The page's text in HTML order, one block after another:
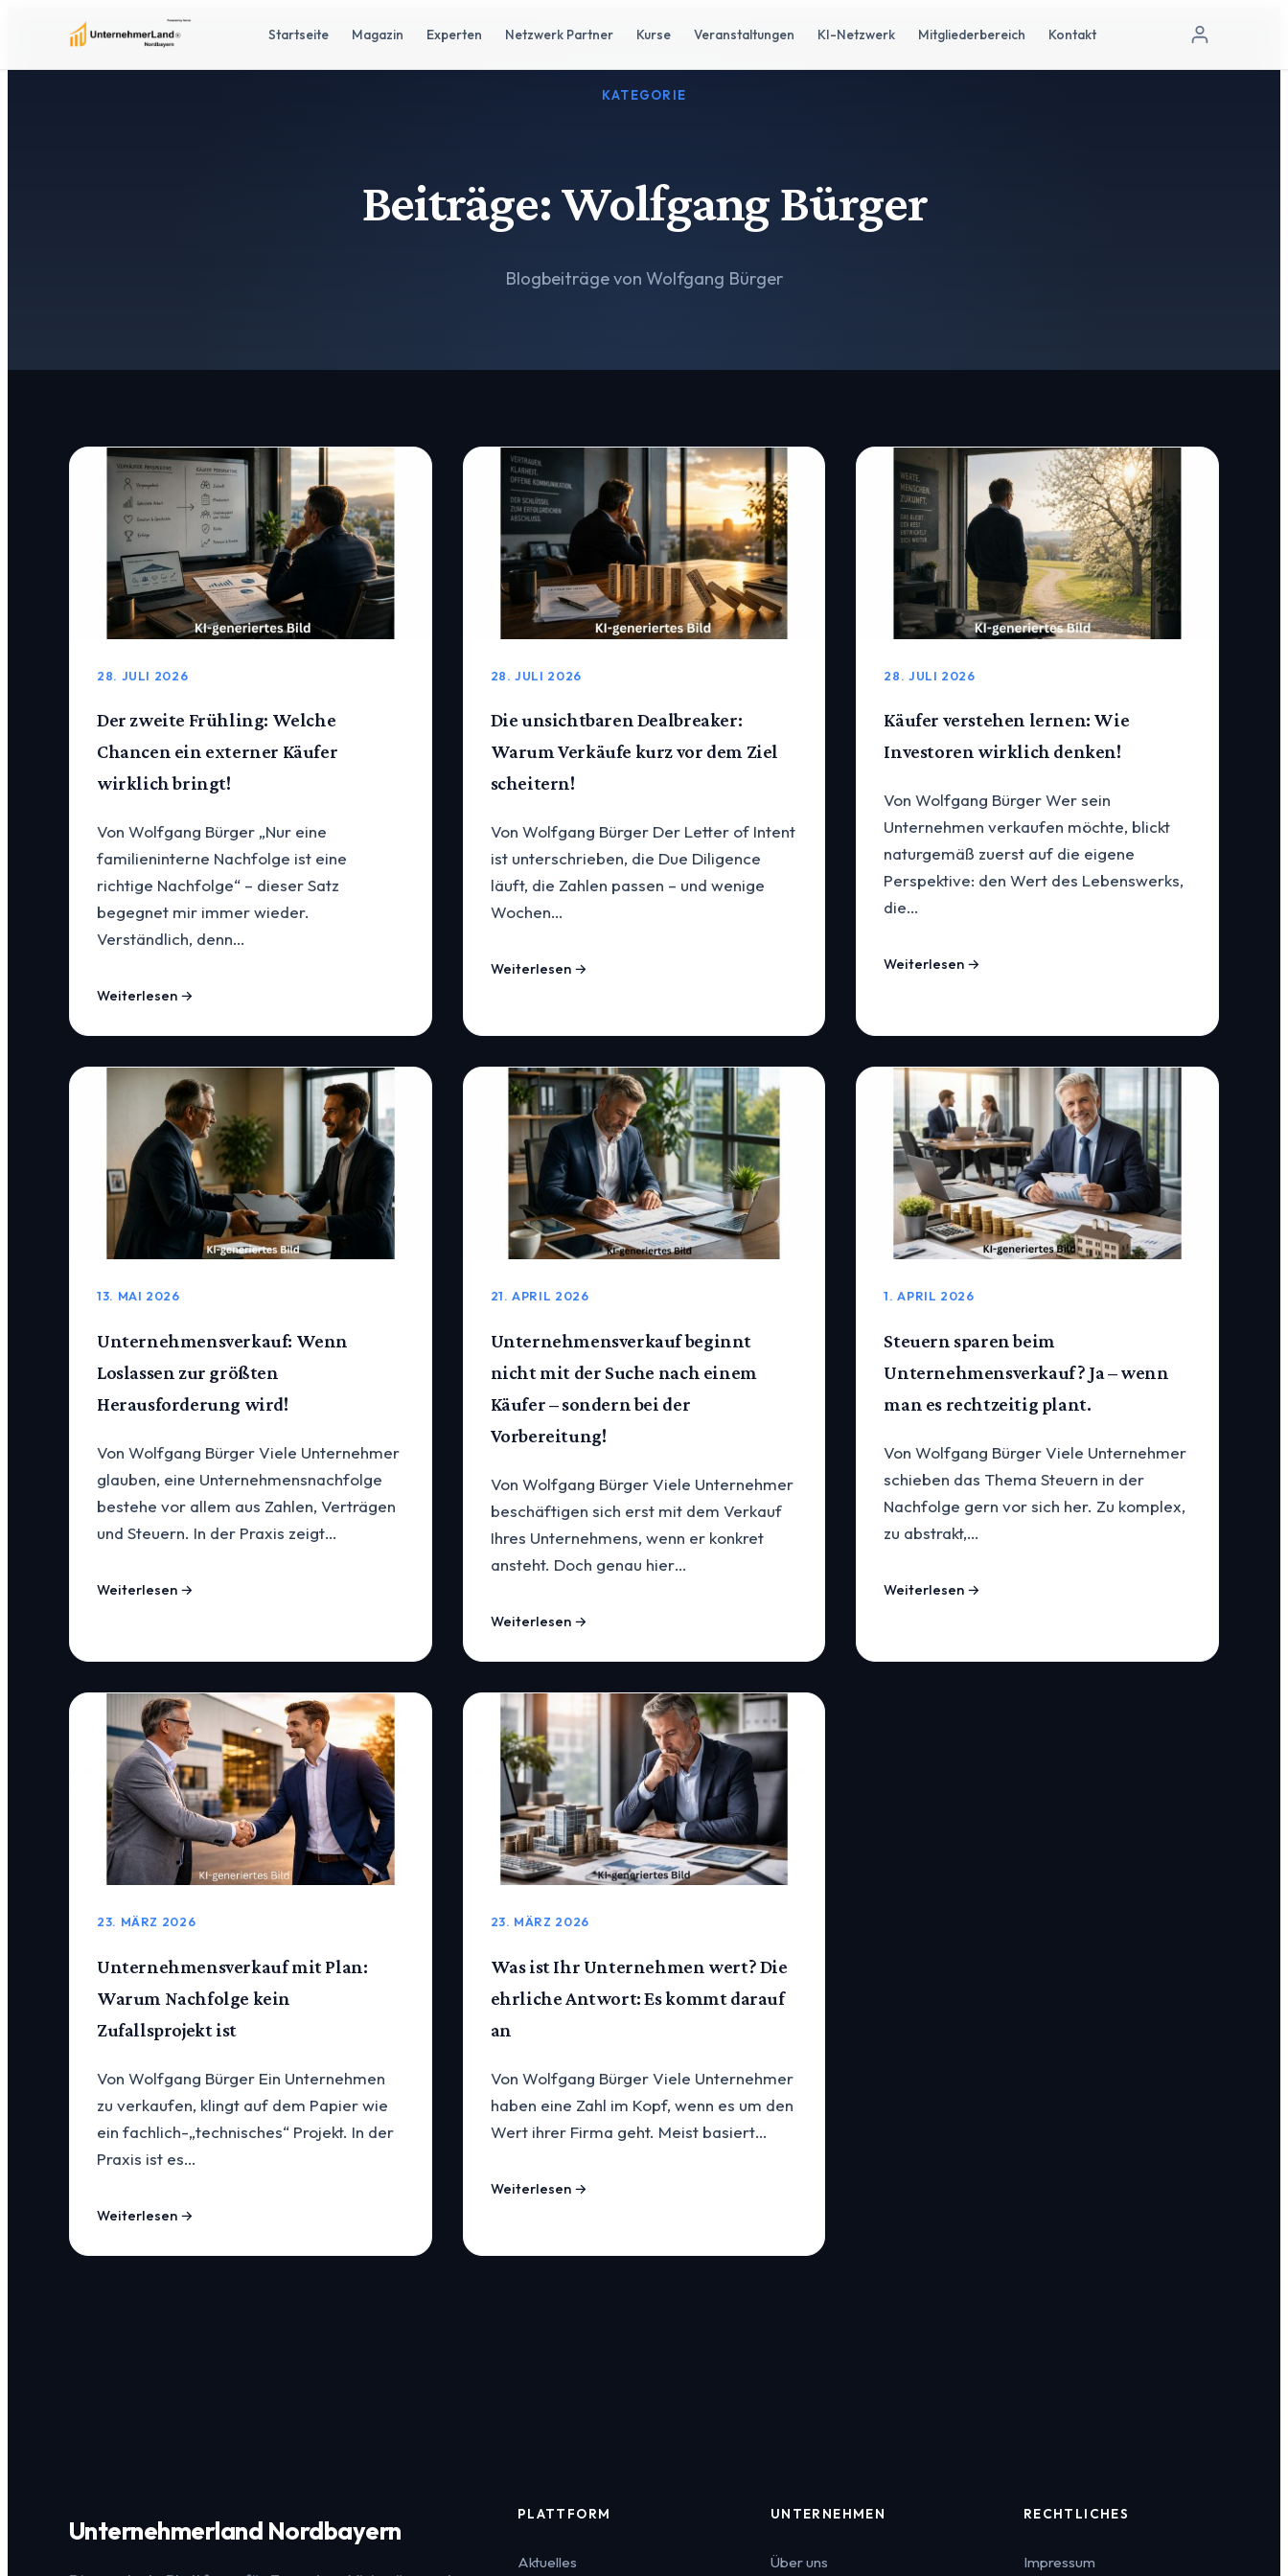
Startseite Magazin Experten Netzwerk Partner Kurse Veranstaltungen KI-Netzwerk Mitgliederbereich Kontakt
KATEGORIE
Beiträge: Wolfgang Bürger
Blogbeiträge von Wolfgang Bürger
28. JULI 2026
Der zweite Frühling: Welche
Chancen ein externer Käufer
wirklich bringt!
Von Wolfgang Bürger „Nur eine
familieninterne Nachfolge ist eine
richtige Nachfolge“ – dieser Satz
begegnet mir immer wieder.
Verständlich, denn…
Weiterlesen →
28. JULI 2026
Die unsichtbaren Dealbreaker:
Warum Verkäufe kurz vor dem Ziel
scheitern!
Von Wolfgang Bürger Der Letter of Intent
ist unterschrieben, die Due Diligence
läuft, die Zahlen passen – und wenige
Wochen…
Weiterlesen →
28. JULI 2026
Käufer verstehen lernen: Wie
Investoren wirklich denken!
Von Wolfgang Bürger Wer sein
Unternehmen verkaufen möchte, blickt
naturgemäß zuerst auf die eigene
Perspektive: den Wert des Lebenswerks,
die…
Weiterlesen →
13. MAI 2026
Unternehmensverkauf: Wenn
Loslassen zur größten
Herausforderung wird!
Von Wolfgang Bürger Viele Unternehmer
glauben, eine Unternehmensnachfolge
bestehe vor allem aus Zahlen, Verträgen
und Steuern. In der Praxis zeigt…
Weiterlesen →
21. APRIL 2026
Unternehmensverkauf beginnt
nicht mit der Suche nach einem
Käufer – sondern bei der
Vorbereitung!
Von Wolfgang Bürger Viele Unternehmer
beschäftigen sich erst mit dem Verkauf
Ihres Unternehmens, wenn er konkret
ansteht. Doch genau hier…
Weiterlesen →
1. APRIL 2026
Steuern sparen beim
Unternehmensverkauf? Ja – wenn
man es rechtzeitig plant.
Von Wolfgang Bürger Viele Unternehmer
schieben das Thema Steuern in der
Nachfolge gern vor sich her. Zu komplex,
zu abstrakt,…
Weiterlesen →
23. MÄRZ 2026
Unternehmensverkauf mit Plan:
Warum Nachfolge kein
Zufallsprojekt ist
Von Wolfgang Bürger Ein Unternehmen
zu verkaufen, klingt auf dem Papier wie
ein fachlich-„technisches“ Projekt. In der
Praxis ist es…
Weiterlesen →
23. MÄRZ 2026
Was ist Ihr Unternehmen wert? Die
ehrliche Antwort: Es kommt darauf
an
Von Wolfgang Bürger Viele Unternehmer
haben eine Zahl im Kopf, wenn es um den
Wert ihrer Firma geht. Meist basiert…
Weiterlesen →
Unternehmerland Nordbayern
PLATTFORM
Aktuelles
UNTERNEHMEN
Über uns
RECHTLICHES
Impressum